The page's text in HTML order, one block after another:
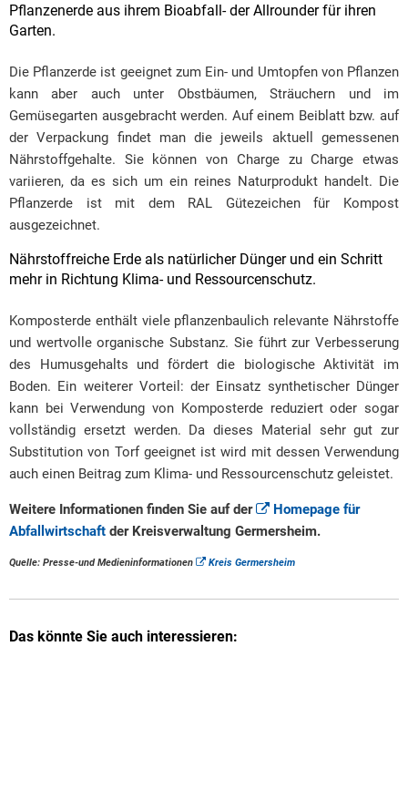
Pflanzenerde aus ihrem Bioabfall- der Allrounder für ihren
Garten.
Die Pflanzerde ist geeignet zum Ein- und Umtopfen von Pflanzen
kann aber auch unter Obstbäumen, Sträuchern und im
Gemüsegarten ausgebracht werden. Auf einem Beiblatt bzw. auf
der Verpackung findet man die jeweils aktuell gemessenen
Nährstoffgehalte. Sie können von Charge zu Charge etwas
variieren, da es sich um ein reines Naturprodukt handelt. Die
Pflanzerde ist mit dem RAL Gütezeichen für Kompost
ausgezeichnet.
Nährstoffreiche Erde als natürlicher Dünger und ein Schritt
mehr in Richtung Klima- und Ressourcenschutz.
Komposterde enthält viele pflanzenbaulich relevante Nährstoffe
und wertvolle organische Substanz. Sie führt zur Verbesserung
des Humusgehalts und fördert die biologische Aktivität im
Boden. Ein weiterer Vorteil: der Einsatz synthetischer Dünger
kann bei Verwendung von Komposterde reduziert oder sogar
vollständig ersetzt werden. Da dieses Material sehr gut zur
Substitution von Torf geeignet ist wird mit dessen Verwendung
auch einen Beitrag zum Klima- und Ressourcenschutz geleistet.
Weitere Informationen finden Sie auf der
Homepage für
Abfallwirtschaft der Kreisverwaltung Germersheim.
Quelle: Presse-und Medieninformationen Kreis Germersheim
Das könnte Sie auch interessieren: